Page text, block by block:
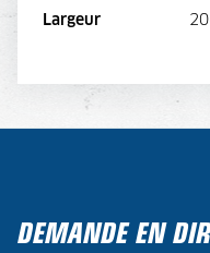
Largeur
DEMANDE EN